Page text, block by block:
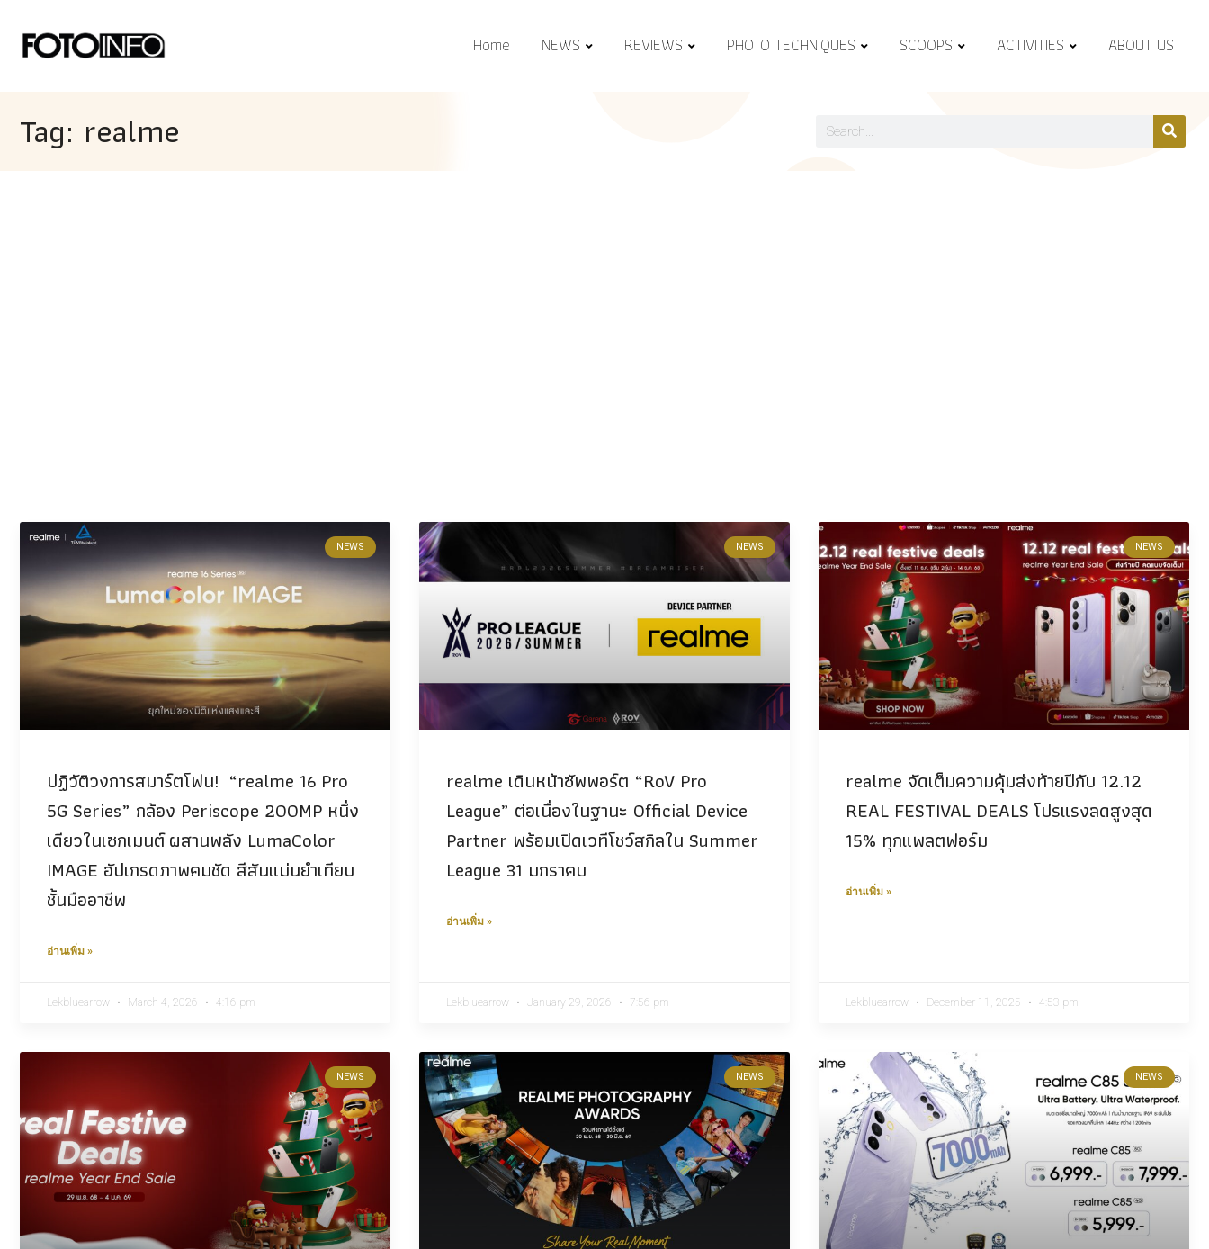
Home NEWS REVIEWS PHOTO TECHNIQUES SCOOPS ACTIVITIES ABOUT US
Tag: realme
NEWS
ปฏิวัติวงการสมาร์ตโฟน! “realme 16 Pro
5G Series” กล้อง Periscope 200MP หนึ่ง
เดียวในเซกเมนต์ ผสานพลัง LumaColor
IMAGE อัปเกรดภาพคมชัด สีสันแม่นยำเทียบ
ชั้นมืออาชีพ
อ่านเพิ่ม »
Lekbluearrow March 4, 2026 4:16 pm
NEWS
realme เดินหน้าซัพพอร์ต “RoV Pro
League” ต่อเนื่องในฐานะ Official Device
Partner พร้อมเปิดเวทีโชว์สกิลใน Summer
League 31 มกราคม
อ่านเพิ่ม »
Lekbluearrow January 29, 2026 7:56 pm
NEWS
realme จัดเต็มความคุ้มส่งท้ายปีกับ 12.12
REAL FESTIVAL DEALS โปรแรงลดสูงสุด
15% ทุกแพลตฟอร์ม
อ่านเพิ่ม »
Lekbluearrow December 11, 2025 4:53 pm
NEWS NEWS NEWS